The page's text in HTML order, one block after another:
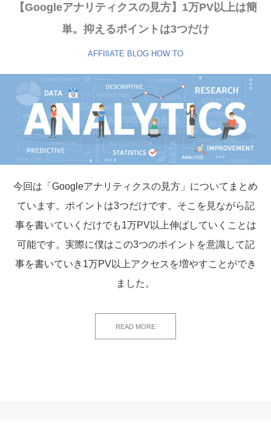
【Googleアナリティクスの見方】1万PV以上は簡
単。抑えるポイントは3つだけ
AFFIlIATE BLOG HOW TO
今回は「Googleアナリティクスの見方」についてまとめ
ています。ポイントは3つだけです。そこを見ながら記
事を書いていくだけでも1万PV以上伸ばしていくことは
可能です。実際に僕はこの3つのポイントを意識して記
事を書いていき1万PV以上アクセスを増やすことができ
ました。
READ MORE